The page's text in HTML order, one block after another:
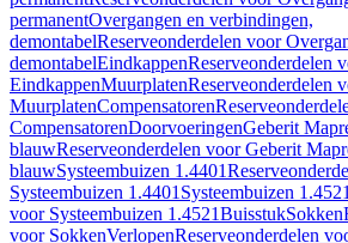
permanentOvergangen en verbindingen,
demontabelReserveonderdelen voor
demontabelEindkappenReserveonderdelen
EindkappenMuurplatenReserveonderdelen
MuurplatenCompensatoren
CompensatorenDoorvoeringenGeberit
blauwReserveonderdelen voor Geberit
blauwSysteembuizen 1.4401
Systeembuizen 1.4401 Systeembuizen 1.4521
voor Systeembuizen 1.4521BuisstukSokken
voor SokkenVerlopenReserveonderdelen